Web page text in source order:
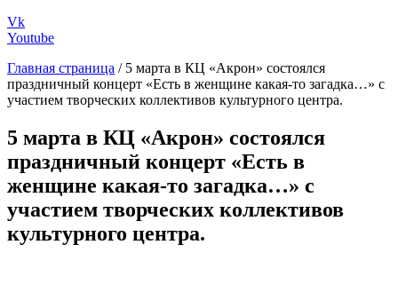
Vk
Youtube
Главная страница / 5 марта в КЦ «Акрон» состоялся
праздничный концерт «Есть в женщине какая-то загадка…» с
участием творческих коллективов культурного центра.
5 марта в КЦ «Акрон» состоялся
праздничный концерт «Есть в
женщине какая-то загадка…» с
участием творческих коллективов
культурного центра.